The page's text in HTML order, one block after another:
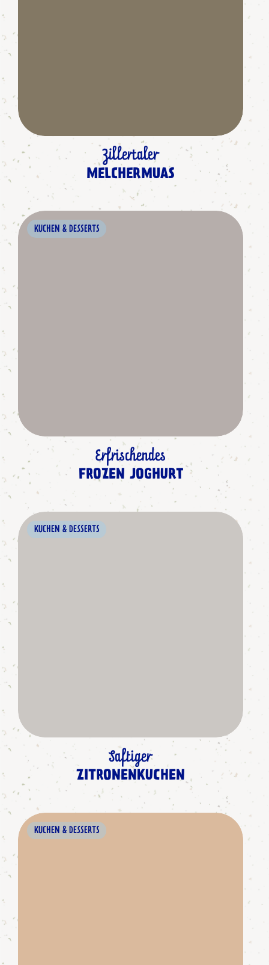
Zillertaler
MELCHERMUAS
KUCHEN & DESSERTS
Erfrischendes
FROZEN JOGHURT
KUCHEN & DESSERTS
Saftiger
ZITRONENKUCHEN
KUCHEN & DESSERTS